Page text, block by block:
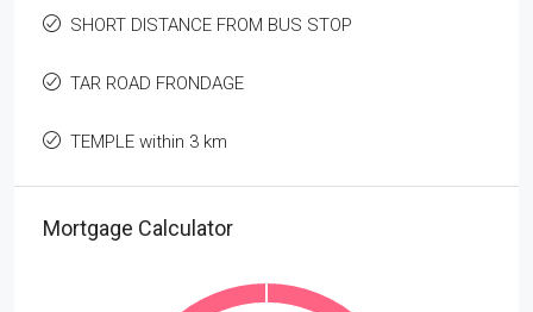
SHORT DISTANCE FROM BUS STOP
TAR ROAD FRONDAGE
TEMPLE within 3 km
Mortgage Calculator